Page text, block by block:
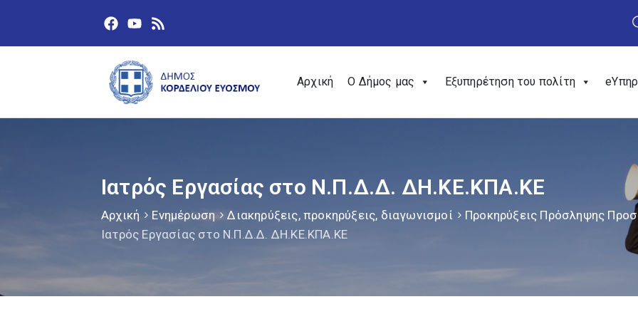
Αρχική Ο Δήμος μας Εξυπηρέτηση του πολίτη
Ιατρός Εργασίας στο Ν.Π.Δ.Δ. ΔΗ.ΚΕ.ΚΠΑ.ΚΕ
Αρχική Ενημέρωση Διακηρύξεις, προκηρύξεις, διαγωνισμοί
Προκηρύξεις Πρόσληψης
Ιατρός Εργασίας στο Ν.Π.Δ.Δ. ΔΗ.ΚΕ.ΚΠΑ.ΚΕ